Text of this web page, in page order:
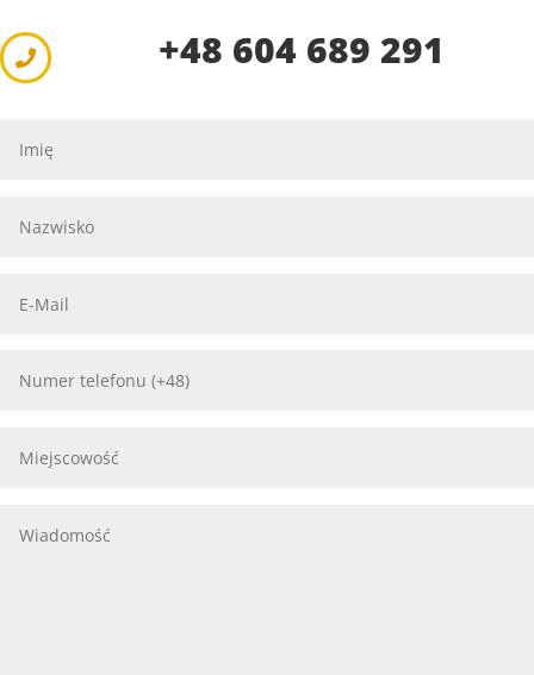
 +48 604 689 291